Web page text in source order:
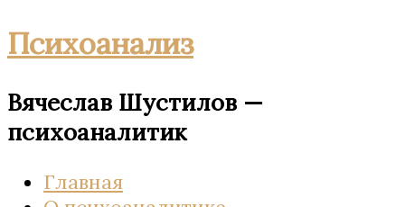
Психоанализ
Вячеслав Шустилов —
психоаналитик
Главная